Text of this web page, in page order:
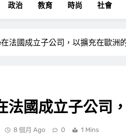
政治 教育 時尚 社會
法國成立子公司，以擴充在歐洲
法國成立子公司
8 個月 Ago 0 1 Mins